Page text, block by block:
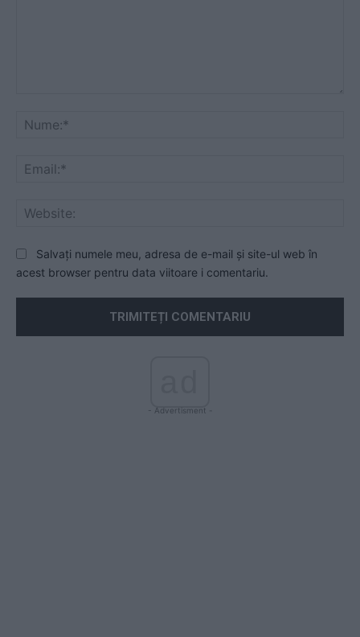
Salvați numele meu, adresa de e-mail și site-ul web în
acest browser pentru data viitoare i comentariu.
- Advertisment -